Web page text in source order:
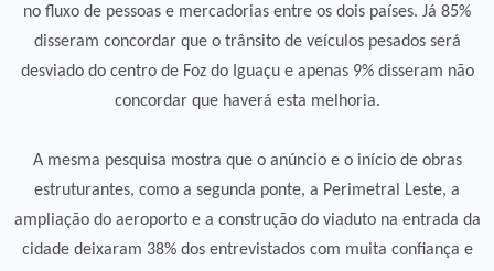
no fluxo de pessoas e mercadorias entre os dois países. Já 85%
disseram concordar que o trânsito de veículos pesados será
desviado do centro de Foz do Iguaçu e apenas 9% disseram não
concordar que haverá esta melhoria.
A mesma pesquisa mostra que o anúncio e o início de obras
estruturantes, como a segunda ponte, a Perimetral Leste, a
ampliação do aeroporto e a construção do viaduto na entrada da
cidade deixaram 38% dos entrevistados com muita confiança e